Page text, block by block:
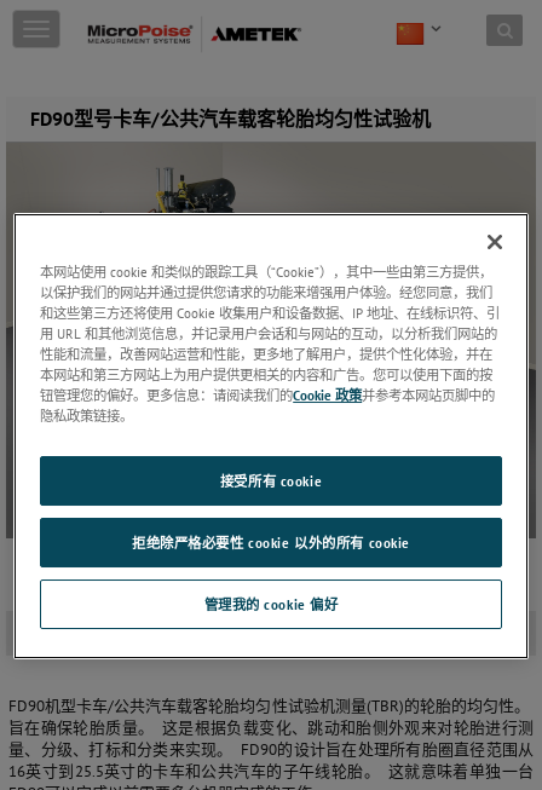
Skip to content
T
o
l
e
v
a
t
o
n
FD90型号卡车/公共汽车载客轮胎均匀性试验机
FD90型号卡车/公共汽车载客轮胎均匀性试验机 -
FD90机型卡车/公共汽车载客轮胎均匀性试验机测量(TBR)的轮胎的均匀性。
旨在确保轮胎质量。 这是根据负载变化、跳动和胎侧外观来对轮胎进行测
量、分级、打标和分类来实现。 FD90的设计旨在处理所有胎圈直径范围从
16英寸到25.5英寸的卡车和公共汽车的子午线轮胎。 这就意味着单独一台
本网站使用 cookie 和类似的跟踪工具（“Cookie”），其中一些由第三方提供，
以保护我们的网站并通过提供您请求的功能来增强用户体验。经您同意，我们
和这些第三方还将使用 Cookie 收集用户和设备数据、IP 地址、在线标识符、引
用 URL 和其他浏览信息，并记录用户会话和与网站的互动，以分析我们网站的
性能和流量，改善网站运营和性能，更多地了解用户，提供个性化体验，并在
本网站和第三方网站上为用户提供更相关的内容和广告。您可以使用下面的按
钮管理您的偏好。更多信息：请阅读我们的Cookie 政策并参考本网站页脚中的
隐私政策链接。
管理我的 cookie 偏好
拒绝除严格必要性 cookie 以外的所有 cookie
接受所有 cookie